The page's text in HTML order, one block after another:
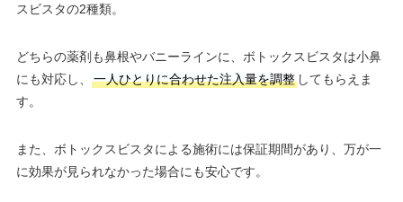
スビスタの2種類。
どちらの薬剤も鼻根やバニーラインに、ボトックスビスタは小鼻
にも対応し、
一人ひとりに合わせた注入量を調整してもらえま
す。
また、ボトックスビスタによる施術には保証期間があり、万が一
に効果が見られなかった場合にも安心です。